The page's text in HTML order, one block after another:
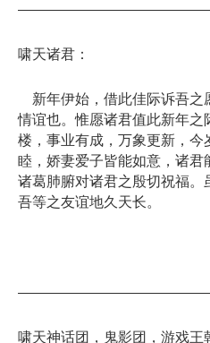
啸天诸君：
新年伊始，借此佳际诉吾之
情谊也。惟愿诸君值此新年之
楼，事业有成，万象更新，今
睦，娇妻爱子皆能如意，诸君
诸葛肺腑对诸君之殷切祝福
吾等之友谊地久天长。
尚惟
啸天神话团，鬼影团，游戏王